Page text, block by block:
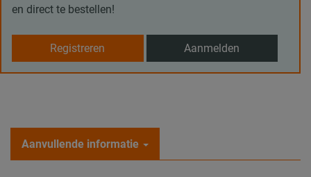
en direct te bestellen!
Registreren Aanmelden
Aanvullende informatie